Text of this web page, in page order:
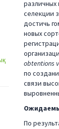
различных
селекции
достичь
новых
obtentions
по
связи
По